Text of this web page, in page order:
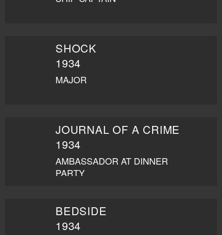
SHOCK
1934
MAJOR
JOURNAL OF A CRIME
1934
AMBASSADOR AT DINNER
PARTY
BEDSIDE
1934